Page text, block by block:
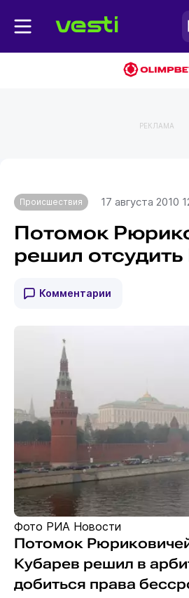
РЕКЛАМА
Происшествия 17 августа 2010
Потомок
решил
Комментарии
Фото РИА Новости
Потомок
Кубарев решил в
добиться права